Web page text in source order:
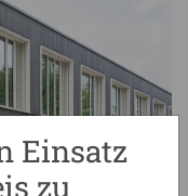
Einsatz
zu